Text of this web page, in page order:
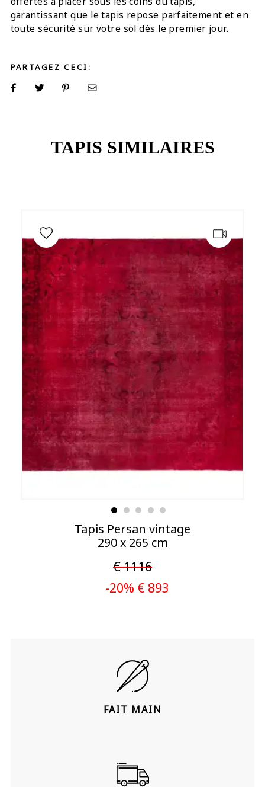
garantissant que le tapis repose parfaitement et en
toute sécurité sur votre sol dès le premier jour.
PARTAGEZ CECI:
TAPIS SIMILAIRES
Tapis Persan vintage
290 x 265 cm
€ 1116
-20% € 893
FAIT MAIN